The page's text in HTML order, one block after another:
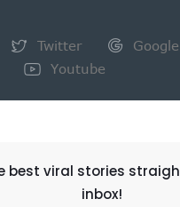
Twitter
Youtube
best viral stories
inbox!